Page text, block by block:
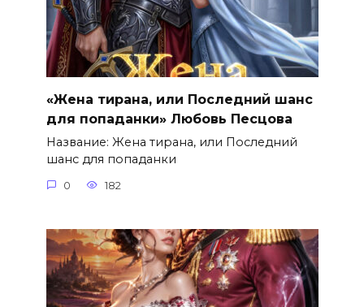
«Жена тирана, или Последний шанс
для попаданки» Любовь Песцова
Название: Жена тирана, или Последний
шанс для попаданки
0 182